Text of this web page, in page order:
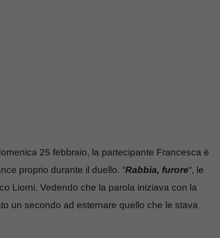
25 febbraio, la partecipante Francesca è
proprio durante il duello. “Rabbia, furore“, le
Liorni. Vedendo che la parola iniziava con la
un secondo ad esternare quello che le stava